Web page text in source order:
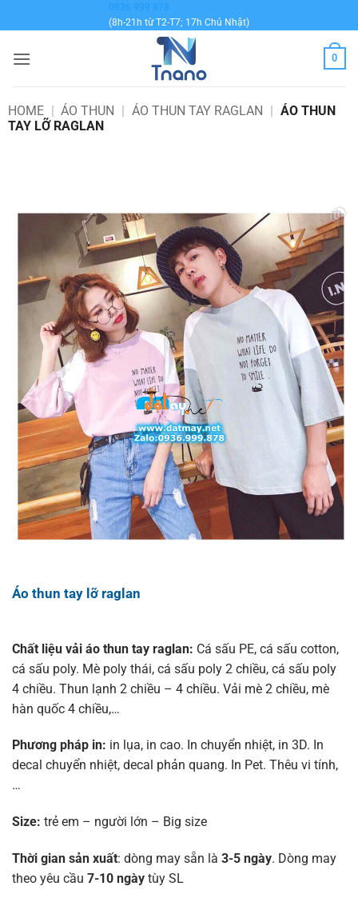
qua
dung
0936 999 878
(8h-21h từ T2-T7; 17h Chủ Nhật)
0
HOME | ÁO THUN | ÁO THUN TAY RAGLAN | ÁO THUN
TAY LỠ RAGLAN
Áo thun tay lỡ raglan
Chất liệu vải áo thun tay raglan: Cá sấu PE, cá sấu cotton,
cá sấu poly. Mè poly thái, cá sấu poly 2 chiều, cá sấu poly
4 chiều. Thun lạnh 2 chiều – 4 chiều. Vải mè 2 chiều, mè
hàn quốc 4 chiều,…
Phương pháp in: in lụa, in cao. In chuyển nhiệt, in 3D. In
decal chuyển nhiệt, decal phản quang. In Pet. Thêu vi tính,
…
Size: trẻ em – người lớn – Big size
Thời gian sản xuất: dòng may sẵn là 3-5 ngày. Dòng may
theo yêu cầu 7-10 ngàytùy SL